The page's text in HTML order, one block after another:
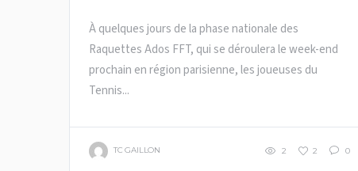
À quelques jours de la phase nationale des
Raquettes Ados FFT, qui se déroulera le week-end
prochain en région parisienne, les joueuses du
Tennis...
TC GAILLON 2 2 0